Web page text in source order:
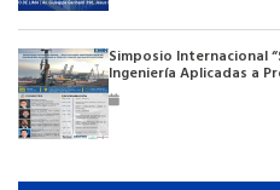
Simposio Internacional
Ingeniería Aplicadas a